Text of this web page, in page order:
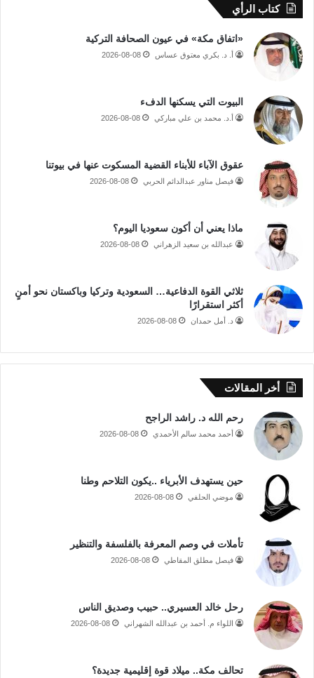
كتاب الرأي
«اتفاق مكة» في عيون الصحافة التركية
أ. د. بكري معتوق عساس 2026-08-08
البيوت التي يسكنها الدفء
أ.د. محمد بن علي مباركي 2026-08-08
عقوق الآباء للأبناء القضية المسكوت عنها في بيوتنا
فيصل مناور عبدالدائم الحربي 2026-08-08
ماذا يعني أن أكون سعوديا اليوم؟
عبدالله بن سعيد الزهراني 2026-08-08
ثلاثي القوة الدفاعية… السعودية وتركيا وباكستان نحو أمنٍ
أكثر استقرارًا
د. أمل حمدان 2026-08-08
أخر المقالات
رحم الله د. راشد الراجح
أحمد محمد سالم الأحمدي 2026-08-08
حين يستهدف الأبرياء ..يكون التلاحم وطنا
موضي الحلفي 2026-08-08
تأملات في وصم المعرفة بالفلسفة والتنظير
فيصل مطلق المقاطي 2026-08-08
رحل خالد العسيري.. حبيب وصديق الناس
اللواء م. أحمد بن عبدالله الشهراني 2026-08-08
تحالف مكة.. ميلاد قوة إقليمية جديدة؟